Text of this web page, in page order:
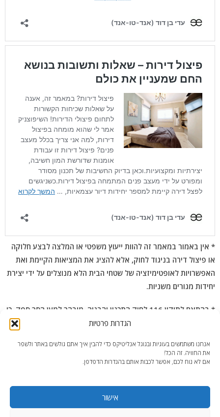
הגדרות פרטיות
אנחנו משתמשים בעוגיות ובגוגל אנליטיקס כדי להבין איך אתם גולשים באתר ולשפר
את החוויה. זה הכל!
אם לא נוח לכם, אפשר לכבות אותם בהגדרות הדפדפן.
אישור
* אין באמור במאמר זה להוות ייעוץ משפטי או המלצה לבצע חלוקה
או פיצול דירה בניגוד לחוק, אלא להציג את המציאות הקיימת ואת
האפשרויות לאופטימיזציה של שטחי הבית הלא מנוצלים על ידי יצירת
יחידות מגורים משניות.
* בהתאם לתיקון 116 לחוק התכנון והבניה, מובהר למען הסר ספק, כי
על הלקוח בלבד מוטלת החובה לדאוג להוצאת ההיתר באמצעות בעלי
עיצוב ותכנון פנים טכני בלבד, ועל כן על הלקוח לדאוג לעריכת
הבקשה להיתר.